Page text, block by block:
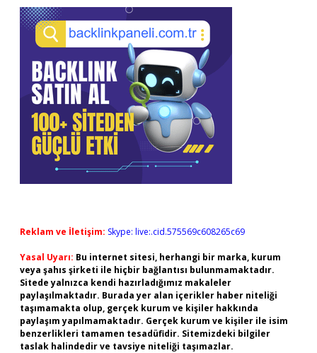
Reklam ve İletişim: Skype: live:.cid.575569c608265c69
Yasal Uyarı: Bu internet sitesi, herhangi bir marka, kurum
veya şahıs şirketi ile hiçbir bağlantısı bulunmamaktadır.
Sitede yalnızca kendi hazırladığımız makaleler
paylaşılmaktadır. Burada yer alan içerikler haber niteliği
taşımamakta olup, gerçek kurum ve kişiler hakkında
paylaşım yapılmamaktadır. Gerçek kurum ve kişiler ile isim
benzerlikleri tamamen tesadüfidir. Sitemizdeki bilgiler
taslak halindedir ve tavsiye niteliği taşımazlar.